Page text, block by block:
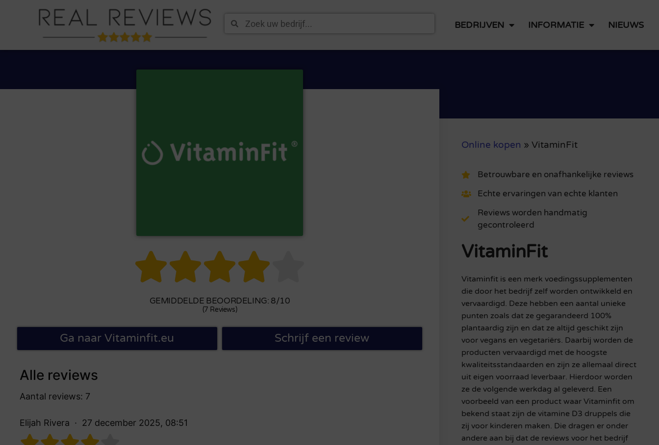
BEDRIJVEN INFORMATIE NIEUWS

GEMIDDELDE BEOORDELING: 8/10
(7 Reviews)
Ga naar Vitaminfit.eu Schrijf een review
Alle reviews
Aantal reviews: 7
Elijah Rivera 27 december 2025, 08:51
Online kopen » VitaminFit
Betrouwbare en onafhankelijke reviews
Echte ervaringen van echte klanten
Reviews worden handmatig
gecontroleerd
VitaminFit
Vitaminfit is een merk voedingssupplementen
die door het bedrijf zelf worden ontwikkeld en
vervaardigd. Deze hebben een aantal unieke
punten zoals dat ze gegarandeerd 100%
plantaardig zijn en dat ze altijd geschikt zijn
voor vegans en vegetariërs. Daarbij worden de
producten vervaardigd met de hoogste
kwaliteitsstandaarden en zijn ze allemaal direct
uit eigen voorraad leverbaar. Hierdoor worden
ze de volgende werkdag al geleverd. Een
voorbeeld van een product waar Vitaminfit om
bekend staat zijn de vitamine D3 druppels die
zij voor kinderen maken. Die dragen er onder
andere aan bij dat de reviews voor het bedrijf